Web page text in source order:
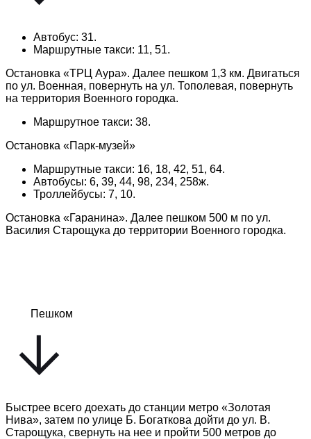
Автобус: 31.
Маршрутные такси: 11, 51.
Остановка «ТРЦ Аура». Далее пешком 1,3 км. Двигаться
по ул. Военная, повернуть на ул. Тополевая, повернуть
на территория Военного городка.
Маршрутное такси: 38.
Остановка «Парк-музей»
Маршрутные такси: 16, 18, 42, 51, 64.
Автобусы: 6, 39, 44, 98, 234, 258ж.
Троллейбусы: 7, 10.
Остановка «Гаранина». Далее пешком 500 м по ул.
Василия Старощука до территории Военного городка.
Пешком
Быстрее всего доехать до станции метро «Золотая
Нива», затем по улице Б. Богаткова дойти до ул. В.
Старощука, свернуть на нее и пройти 500 метров до